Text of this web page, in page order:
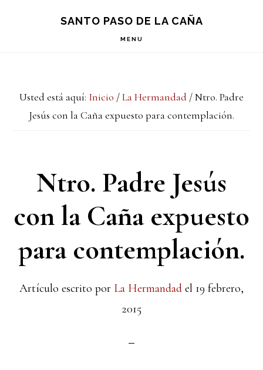
principal
lateral
principal
SANTO PASO DE LA CAÑA
MENU
Usted está aquí: Inicio /La Hermandad /Ntro. Padre
Jesús con la Caña expuesto para contemplación.
Ntro. Padre Jesús
con la Caña expuesto
para contemplación.
Artículo escrito por La Hermandad el 19 febrero,
2015